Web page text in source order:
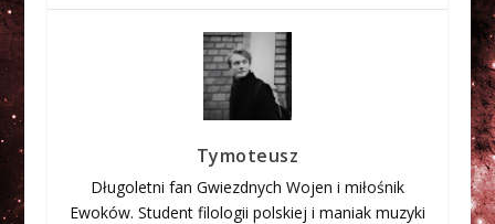
Tymoteusz
Długoletni fan Gwiezdnych Wojen i miłośnik
Ewoków. Student filologii polskiej i maniak muzyki